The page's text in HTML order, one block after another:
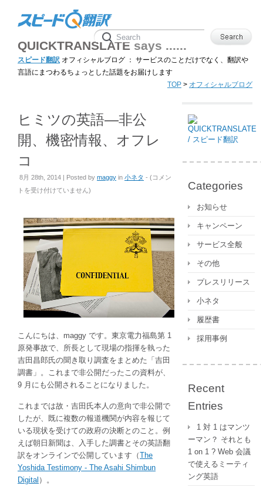
QUICKTRANSLATE says ......
スピード翻訳 オフィシャルブログ ： サービスのことだけでなく、翻訳や
言語にまつわるちょっとした話題をお届けします
TOP > オフィシャルブログ
ヒミツの英語―非公
開、機密情報、オフレ
コ
8月 28th, 2014 | Posted by maggy in 小ネタ - (ヒ
英
語
―
非
公
開、
報、
オ
フ
レ
コメン
トを受け付けていません)
こんにちは、maggy です。東京電力福島第 1
原発事故で、所長として現場の指揮を執った
吉田昌郎氏の聞き取り調査をまとめた「吉田
調書」。これまで非公開だったこの資料が、
9 月にも公開されることになりました。
これまでは故・吉田氏本人の意向で非公開で
したが、既に複数の報道機関が内容を報じて
いる現状を受けての政府の決断とのこと。例
えば朝日新聞は、入手した調書とその英語翻
訳をオンラインで公開しています（The
Yoshida Testimony - The Asahi Shimbun
Digital ）。
Categories
お知らせ
キャンペーン
サービス全般
その他
プレスリリース
小ネタ
履歴書
採用事例
Recent
Entries
1 対 1 はマンツ
ーマン？ それとも
1 on 1 ? Web 会議
で使えるミーティ
ング英語